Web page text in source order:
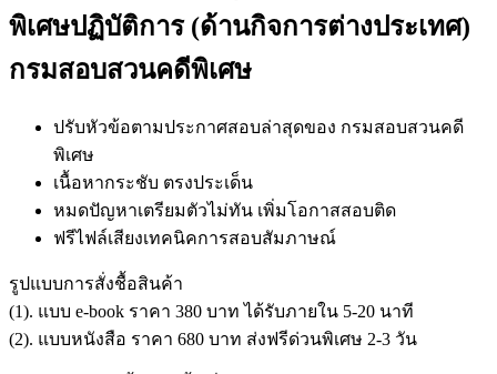
พิเศษปฏิบัติการ (ด้านกิจการต่างประเทศ)
กรมสอบสวนคดีพิเศษ
ปรับหัวข้อตามประกาศสอบล่าสุดของ กรมสอบสวนคดี
พิเศษ
เนื้อหากระชับ ตรงประเด็น
หมดปัญหาเตรียมตัวไม่ทัน เพิ่มโอกาสสอบติด
ฟรีไฟล์เสียงเทคนิคการสอบสัมภาษณ์
รูปแบบการสั่งชื้อสินค้า
(1). แบบ e-book ราคา 380 บาท ได้รับภายใน 5-20 นาที
(2). แบบหนังสือ ราคา 680 บาท ส่งฟรีด่วนพิเศษ 2-3 วัน